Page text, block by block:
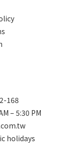
168
– 5:30 PM
holidays